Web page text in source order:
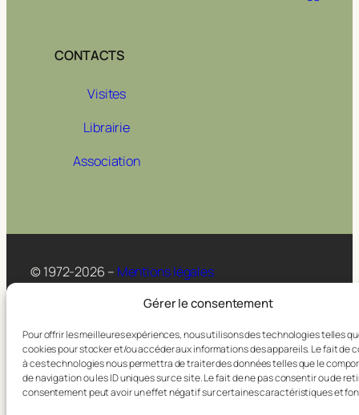
Gérer le consentement
Pour offrir les meilleures expériences, nous utilisons des technologies telles
cookies pour stocker et/ou accéder aux informations des appareils. Le fait de
à ces technologies nous permettra de traiter des données telles que le
de navigation ou les ID uniques sur ce site. Le fait de ne pas consentir ou de
consentement peut avoir un effet négatif sur certaines caractéristiques et
CONTACTS
Visites
Librairie
Association
© 1972-2026 – Mentions légales